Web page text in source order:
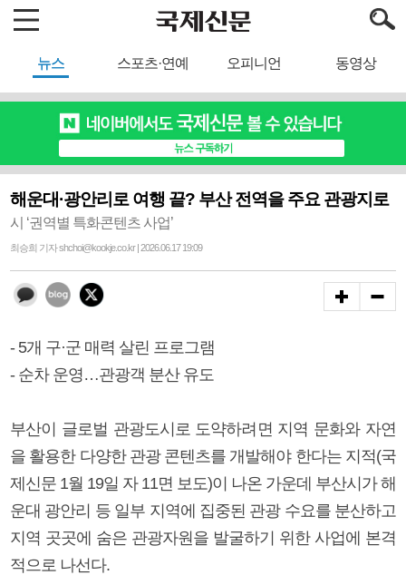
뉴스 스포츠·연예 오피니언 동영상
해운대·광안리로 여행 끝? 부산 전역을 주요 관광지로
시 ‘권역별 특화콘텐츠 사업’
최승희 기자 shchoi@kookje.co.kr | 2026.06.17 19:09
- 5개 구·군 매력 살린 프로그램
- 순차 운영…관광객 분산 유도
부산이 글로벌 관광도시로 도약하려면 지역 문화와 자연
을 활용한 다양한 관광 콘텐츠를 개발해야 한다는 지적(국
제신문 1월 19일 자 11면 보도)이 나온 가운데 부산시가 해
운대 광안리 등 일부 지역에 집중된 관광 수요를 분산하고
지역 곳곳에 숨은 관광자원을 발굴하기 위한 사업에 본격
적으로 나선다.